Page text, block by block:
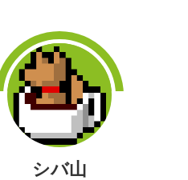
シバ山